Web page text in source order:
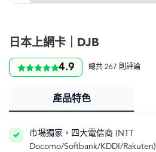
日本上網卡｜DJB
4.9 總共 267 則評論
產品特色
市場獨家，四大電信商 (NTT
Docomo/Softbank/KDDI/Rakuten)